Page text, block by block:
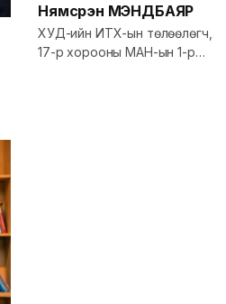
Нямсүрэн МЭНДБАЯР
ХУД-ийн ИТХ-ын төлөөлөгч,
17-р хорооны МАН-ын 1-р